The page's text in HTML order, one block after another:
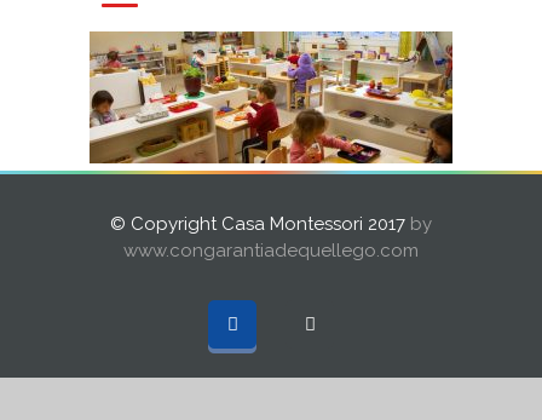
© Copyright Casa Montessori 2017 by
www.congarantiadequellego.com